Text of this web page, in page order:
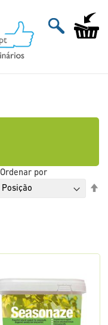
O Meu
Ordenar por